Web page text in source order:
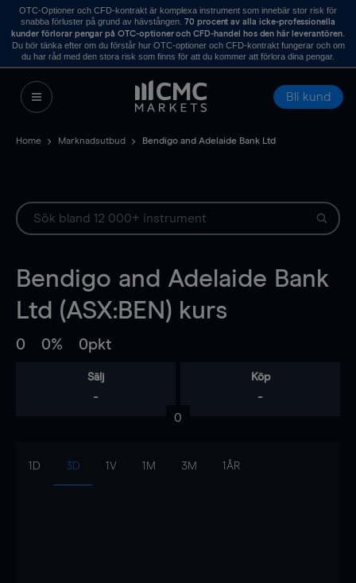
OTC-Optioner och CFD-kontrakt är komplexa instrument som innebär stor risk för
snabba förluster på grund av hävstången. 70 procent av alla icke-professionella
kunder förlorar pengar på OTC-optioner och CFD-handel hos den här leverantören.
Du bör tänka efter om du förstår hur OTC-optioner och CFD-kontrakt fungerar och om
du har råd med den stora risk som finns för att du kommer att förlora dina pengar.
Bli kund
Home Marknadsutbud Bendigo and Adelaide Bank Ltd
Bendigo and Adelaide Bank
Ltd (ASX:BEN) kurs
0 0% 0pkt
Sälj
-
Köp
-
0
1D 3D 1V 1M 3M 1ÅR